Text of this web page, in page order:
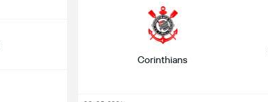
Corinthians